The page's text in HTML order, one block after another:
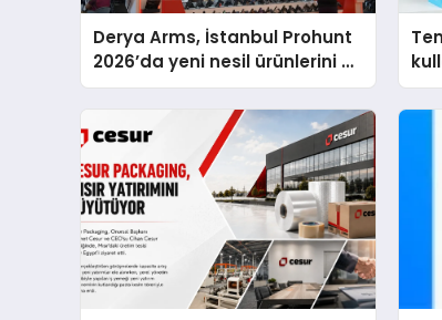
Derya Arms, İstanbul Prohunt
2026’da yeni nesil ürünlerini ve
global marka vizyonunu